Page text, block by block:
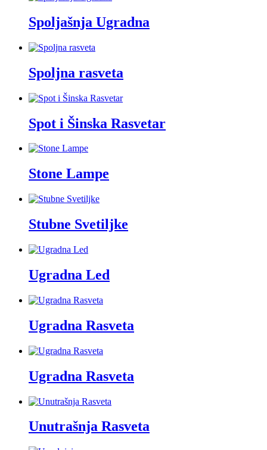
Spoljašnja Ugradna
Spoljna rasveta
Spot i Šinska Rasvetar
Stone Lampe
Stubne Svetiljke
Ugradna Led
Ugradna Rasveta
Ugradna Rasveta
Unutrašnja Rasveta